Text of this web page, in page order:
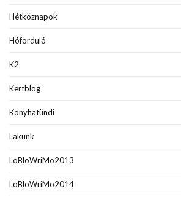
Hétköznapok
Hóforduló
K2
Kertblog
Konyhatündi
Lakunk
LoBloWriMo2013
LoBloWriMo2014